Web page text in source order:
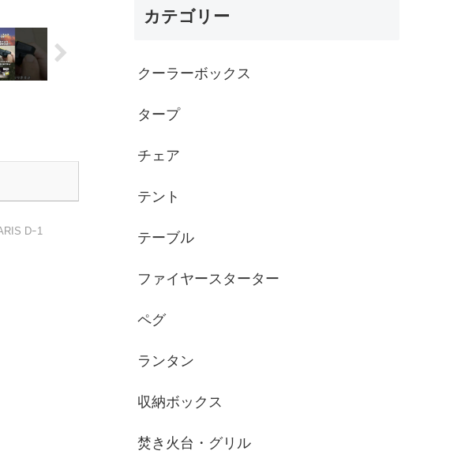
Dｰ1
カテゴリー
クーラーボックス
タープ
チェア
テント
テーブル
ファイヤースターター
ペグ
ランタン
収納ボックス
焚き火台・グリル